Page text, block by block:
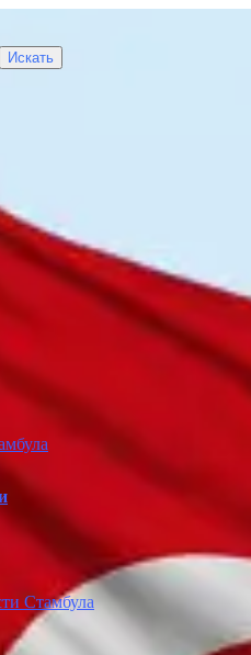
Искать
Стамбула